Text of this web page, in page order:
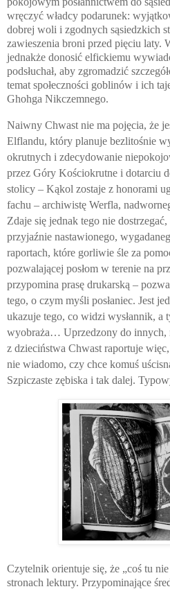
wręczyć władcy podarunek:
dobrej woli i zgodnych sąsiedzkich
zawieszenia broni przed pięciu laty.
jednakże donosić elfickiemu
podsłuchał, aby zgromadzić
temat społeczności goblinów i ich
Ghohga Nikczemnego.
Naiwny Chwast nie ma pojęcia, że
Elflandu, który planuje bezlitośnie
okrutnych i zdecydowanie
przez Góry Kościokrutne i dotarciu
stolicy – Kąkol zostaje z honorami
fachu – archiwistę Werfla,
Zdaje się jednak tego nie
przyjaźnie nastawionego,
raportach, które gorliwie śle za
pozwalającej posłom w terenie na
przypomina prasę drukarską –
tego, o czym myśli posłaniec. Jest
ukazuje tego, co widzi wysłannik, a
wyobraża… Uprzedzony do innych,
z dzieciństwa Chwast raportuje
nie wiadomo, czy chce komuś
Szpiczaste zębiska i tak dalej.
Czytelnik orientuje się, że „coś tu
stronach lektury. Przypominające